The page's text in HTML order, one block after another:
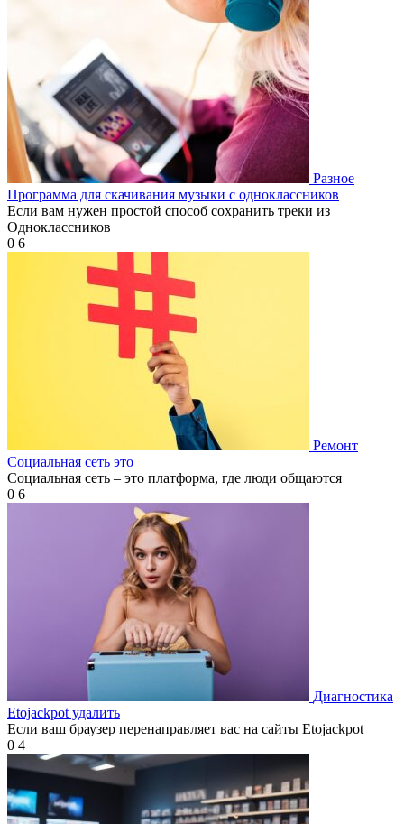
Разное
Программа для скачивания музыки с одноклассников
Если вам нужен простой способ сохранить треки из
Одноклассников
0 6
Ремонт
Социальная сеть это
Социальная сеть – это платформа, где люди общаются
0 6
Диагностика
Etojackpot удалить
Если ваш браузер перенаправляет вас на сайты Etojackpot
0 4